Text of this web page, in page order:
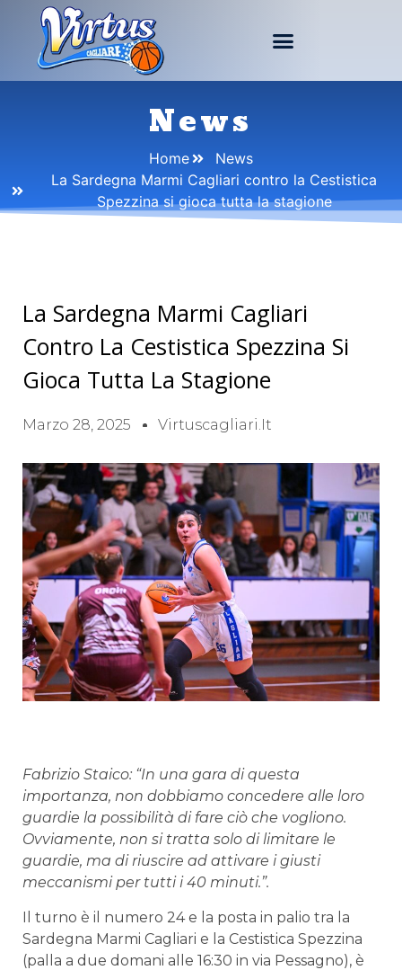
News
Home
News
La Sardegna Marmi Cagliari contro la Cestistica
Spezzina si gioca tutta la stagione
La Sardegna Marmi Cagliari
Contro La Cestistica Spezzina Si
Gioca Tutta La Stagione
Marzo 28, 2025 Virtuscagliari.it
Fabrizio Staico: “In una gara di questa
importanza, non dobbiamo concedere alle loro
guardie la possibilità di fare ciò che vogliono.
Ovviamente, non si tratta solo di limitare le
guardie, ma di riuscire ad attivare i giusti
meccanismi per tutti i 40 minuti.”.
Il turno è il numero 24 e la posta in palio tra la
Sardegna Marmi Cagliari e la Cestistica Spezzina
(palla a due domani alle 16:30 in via Pessagno), è